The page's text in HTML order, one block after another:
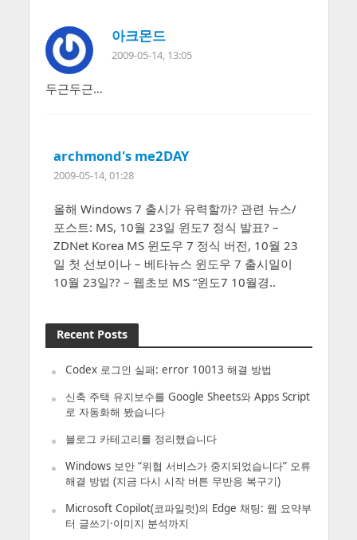
아크몬드
2009-05-14, 13:05
두근두근…
archmond's me2DAY
2009-05-14, 01:28
올해 Windows 7 출시가 유력할까? 관련 뉴스/
포스트: MS, 10월 23일 윈도7 정식 발표? –
ZDNet Korea MS 윈도우 7 정식 버전, 10월 23
일 첫 선보이나 – 베타뉴스 윈도우 7 출시일이
10월 23일?? – 웹초보 MS “윈도7 10월경..
Recent Posts
Codex 로그인 실패: error 10013 해결 방법
신축 주택 유지보수를 Google Sheets와 Apps Script
로 자동화해 봤습니다
블로그 카테고리를 정리했습니다
Windows 보안 “위협 서비스가 중지되었습니다” 오류
해결 방법 (지금 다시 시작 버튼 무반응 복구기)
Microsoft Copilot(코파일럿)의 Edge 채팅: 웹 요약부
터 글쓰기·이미지 분석까지